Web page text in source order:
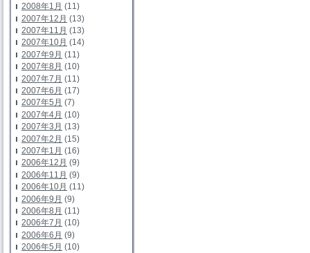
2008年1月 (11)
2007年12月 (13)
2007年11月 (13)
2007年10月 (14)
2007年9月 (11)
2007年8月 (10)
2007年7月 (11)
2007年6月 (17)
2007年5月 (7)
2007年4月 (10)
2007年3月 (13)
2007年2月 (15)
2007年1月 (16)
2006年12月 (9)
2006年11月 (9)
2006年10月 (11)
2006年9月 (9)
2006年8月 (11)
2006年7月 (10)
2006年6月 (9)
2006年5月 (10)